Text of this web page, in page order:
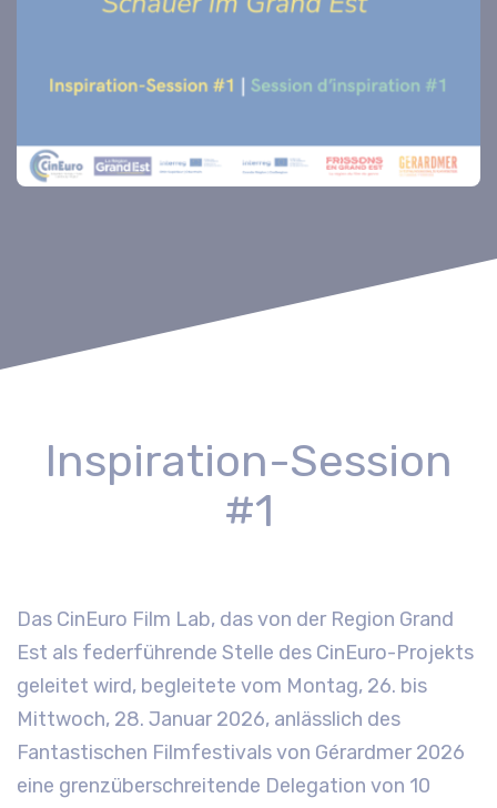
Inspiration-Session
#1
Das CinEuro Film Lab, das von der Region Grand
Est als federführende Stelle des CinEuro-Projekts
geleitet wird, begleitete vom Montag, 26. bis
Mittwoch, 28. Januar 2026, anlässlich des
Fantastischen Filmfestivals von Gérardmer 2026
eine grenzüberschreitende Delegation von 10